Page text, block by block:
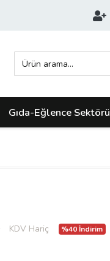
Gıda-Eğlence Sektörü
KDV Hariç %40 İndirim